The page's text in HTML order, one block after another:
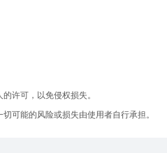
许可，以免侵权损失。
可能的风险或损失由使用者自行承担。